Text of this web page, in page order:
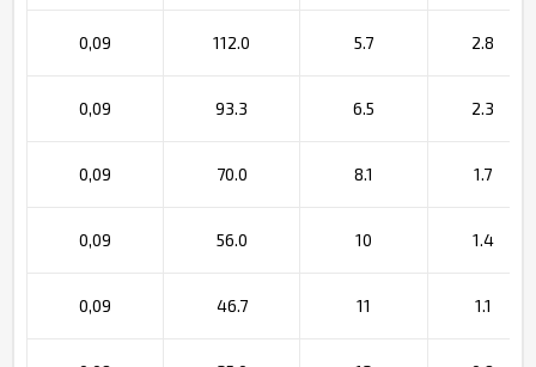
0,09 112.0 5.7 2.8
0,09 93.3 6.5 2.3
0,09 70.0 8.1 1.7
0,09 56.0 10 1.4
0,09 46.7 11 1.1